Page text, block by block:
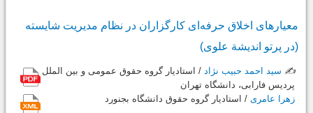
معیارهای اخلاق حرفه‌ای کارگزاران در نظام مدیریت شایسته
(در پرتو اندیشة علوی)
✍️ سید احمد حبیب نژاد / استادیار گروه حقوق عمومی و بین الملل
پردیس فارابی، دانشگاه تهران
زهرا عامری / استادیار گروه حقوق دانشگاه بجنورد